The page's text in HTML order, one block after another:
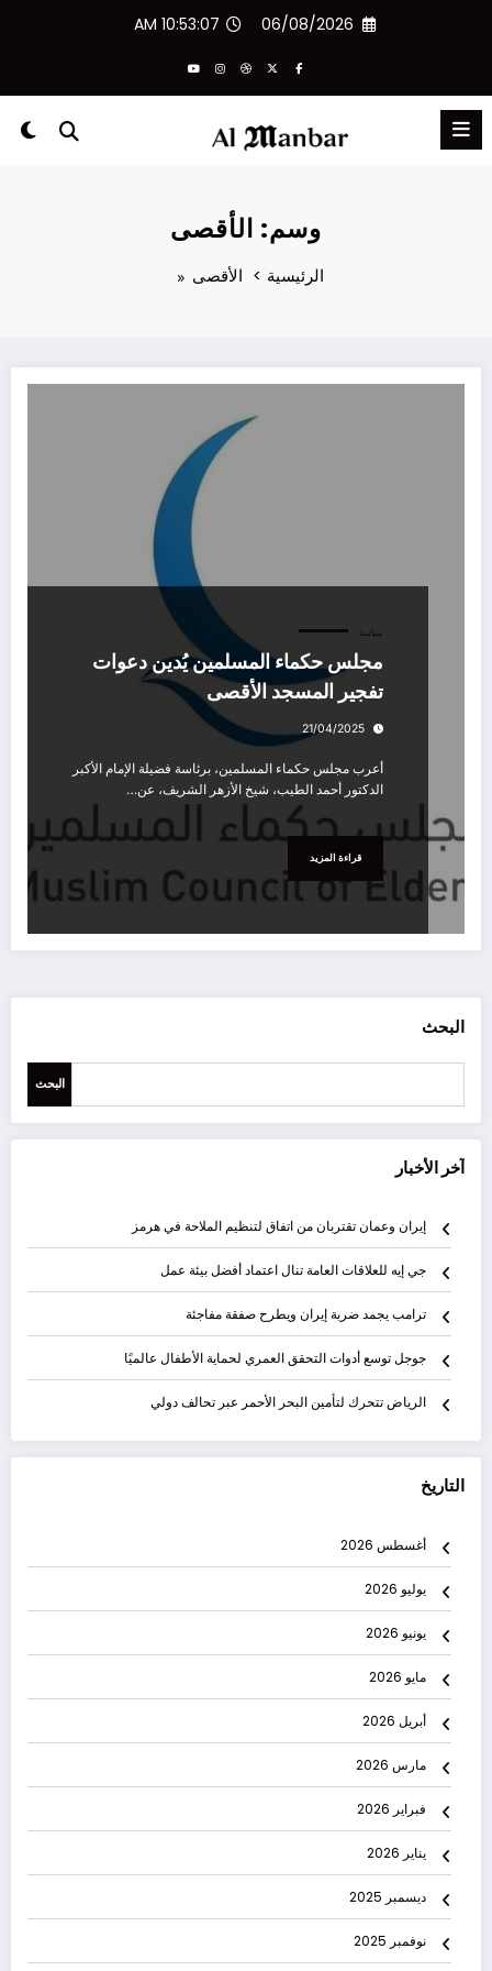
06/08/2026
10:53:07 AM
وسم: الأقصى
الرئيسية الأقصى
سياسة
مجلس حكماء المسلمين يُدين دعوات
تفجير المسجد الأقصى
21/04/2025
أعرب مجلس حكماء المسلمين، برئاسة فضيلة الإمام الأكبر
الدكتور أحمد الطيب، شيخ الأزهر الشريف، عن…
قراءة المزيد
البحث
البحث
آخر الأخبار
إيران وعمان تقتربان من اتفاق لتنظيم الملاحة في هرمز
جي إيه للعلاقات العامة تنال اعتماد أفضل بيئة عمل
ترامب يجمد ضربة إيران ويطرح صفقة مفاجئة
جوجل توسع أدوات التحقق العمري لحماية الأطفال عالميًا
الرياض تتحرك لتأمين البحر الأحمر عبر تحالف دولي
التاريخ
أغسطس 2026
يوليو 2026
يونيو 2026
مايو 2026
أبريل 2026
مارس 2026
فبراير 2026
يناير 2026
ديسمبر 2025
نوفمبر 2025